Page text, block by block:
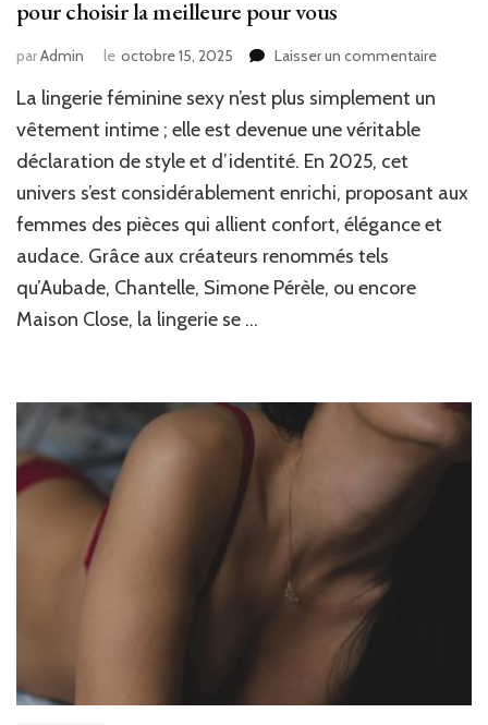
pour choisir la meilleure pour vous
parAdmin le octobre 15, 2025 Laisser un commentairesur
pour
La lingerie féminine sexy n’est plus simplement un
vêtement intime ; elle est devenue une véritable
déclaration de style et d’identité. En 2025, cet
univers s’est considérablement enrichi, proposant aux
femmes des pièces qui allient confort, élégance et
audace. Grâce aux créateurs renommés tels
qu’Aubade, Chantelle, Simone Pérèle, ou encore
Maison Close, la lingerie se …